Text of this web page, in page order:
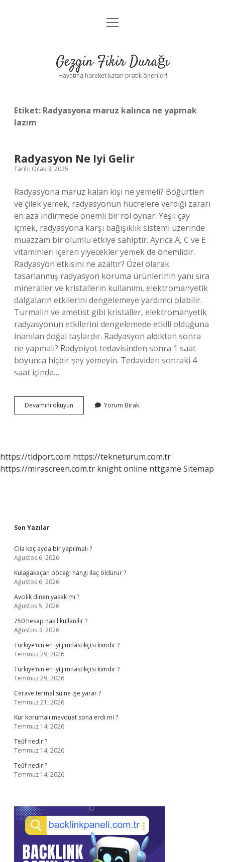
Anasayfa
Yasal Uyarı
menüyü
Gezgin Fikir Durağı
Hayatına hareket katan pratik öneriler!
Etiket: Radyasyona maruz kalınca ne yapmak
lazım
Radyasyon Ne Iyi Gelir
Tarih: Ocak 3, 2025
Radyasyona maruz kalan kişi ne yemeli? Böğürtlen
ve çilek yemek, radyasyonun hücrelere verdiği zararı
en aza indirmede önemli bir rol oynar. Yeşil çay
içmek, radyasyona karşı bağışıklık sistemi üzerinde
muazzam bir olumlu etkiye sahiptir. Ayrıca A, C ve E
vitaminleri içeren yiyecekler yemek de önemlidir.
Radyasyon etkisini ne azaltır? Özel olarak
tasarlanmış radyasyon koruma ürünlerinin yanı sıra
mineraller ve kristallerin kullanımı, elektromanyetik
dalgaların etkilerini dengelemeye yardımcı olabilir.
Turmalin ve ametist gibi kristaller, elektromanyetik
radyasyonun etkilerini dengelemede etkili olduğuna
inanılan doğal taşlardır. Radyasyon aldıktan sonra
ne yapmalı? Radyoiyot tedavisinden sonra 1 saat
boyunca hiçbir şey yemeyin. Tedaviden sonraki 4
saat içinde…
Devamını okuyun Radyasyon
Ne
Yorum Bırak
https://tldport.com https://tekneturum.com.tr
https://mirascreen.com.tr knight online nttgame Sitemap
Sidebar
Son Yazılar
Cila kaç ayda bir yapılmalı ?
Ağustos 6, 2026
Kulağakaçan böceği hangi ilaç öldürür ?
Ağustos 6, 2026
Avcılık dinen yasak mı ?
Ağustos 5, 2026
750 hesap nasıl kullanılır ?
Ağustos 3, 2026
Türkiye’nin en iyi jimnastikçisi kimdir ?
Temmuz 29, 2026
Türkiye’nin en iyi jimnastikçisi kimdir ?
Temmuz 29, 2026
Cerave termal su ne işe yarar ?
Temmuz 21, 2026
Kur korumalı mevduat sona erdi mi ?
Temmuz 14, 2026
Teüf nedir ?
Temmuz 14, 2026
Teüf nedir ?
Temmuz 14, 2026